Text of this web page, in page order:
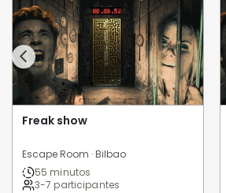
Freak show
Escape Room · Bilbao
55 minutos
3-7 participantes